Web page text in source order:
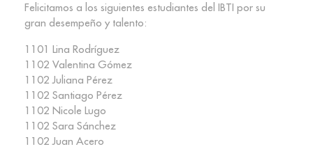
Felicitamos a los siguientes estudiantes del IBTI por su
gran desempeño y talento:
1101 Lina Rodríguez
1102 Valentina Gómez
1102 Juliana Pérez
1102 Santiago Pérez
1102 Nicole Lugo
1102 Sara Sánchez
1102 Juan Acero